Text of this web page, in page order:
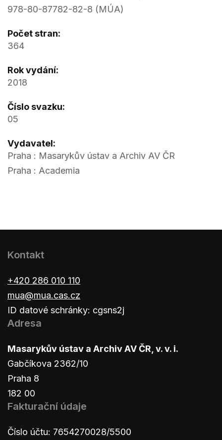
978-80-87782-82-8 (MÚA)
Počet stran:
364
Rok vydání:
2018
Číslo svazku:
05
Vydavatel:
Praha : Masarykův ústav a Archiv AV ČR
Praha : Academia
Kontakt
+420 286 010 110
mua@mua.cas.cz
ID datové schránky: cgsns2j
Adresa
Masarykův ústav a Archiv AV ČR, v. v. i.
Gabčíkova 2362/10
Praha 8
182 00
Fakturační údaje
Číslo účtu: 7654270028/5500